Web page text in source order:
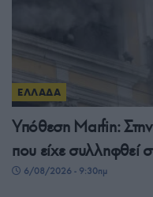
ΕΛΛΑΔΑ
Υπόθεση Μarfin:
που είχε συλληφθεί
6/08/2026 - 9:30πμ